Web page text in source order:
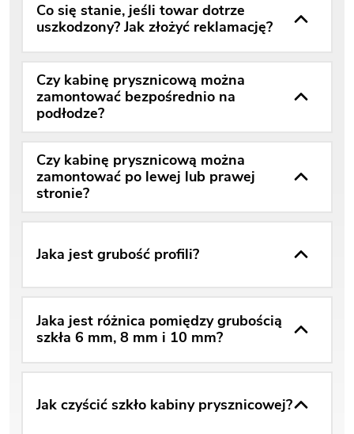
Co się stanie, jeśli towar dotrze
uszkodzony? Jak złożyć reklamację?
Czy kabinę prysznicową można
zamontować bezpośrednio na
podłodze?
Czy kabinę prysznicową można
zamontować po lewej lub prawej
stronie?
Jaka jest grubość profili?
Jaka jest różnica pomiędzy grubością
szkła 6 mm, 8 mm i 10 mm?
Jak czyścić szkło kabiny prysznicowej?